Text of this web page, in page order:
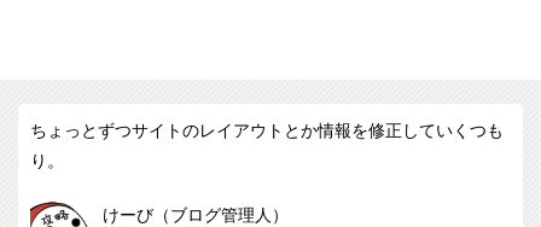
ちょっとずつサイトのレイアウトとか情報を修正していくつも
り。
けーび（ブログ管理人）